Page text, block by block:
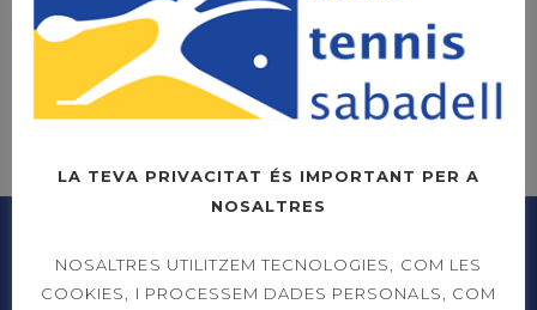
LA TEVA PRIVACITAT ÉS IMPORTANT PER A
NOSALTRES
NOSALTRES UTILITZEM TECNOLOGIES, COM LES
COOKIES, I PROCESSEM DADES PERSONALS, COM